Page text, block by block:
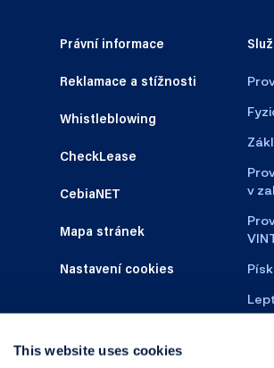
This website uses cookies
Právní informace
Reklamace a stížnosti
Whistleblowing
CheckLease
CebiaNET
Mapa stránek
Nastavení cookies
v